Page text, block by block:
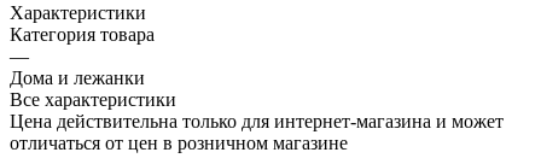
Характеристики
Категория товара
—
Дома и лежанки
Все характеристики
Цена действительна только для интернет-магазина и может
отличаться от цен в розничном магазине